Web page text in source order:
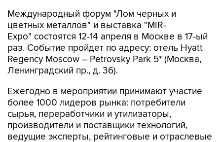
Международный форум "Лом черных и
цветных металлов" и выставка "MIR-
Expo" состоятся 12-14 апреля в Москве в 17-ый
раз. Событие пройдет по адресу: отель Hyatt
Regency Moscow – Petrovsky Park 5* (Москва,
Ленинградский пр., д. 36).
Ежегодно в мероприятии принимают участие
более 1000 лидеров рынка: потребители
сырья, переработчики и утилизаторы,
производители и поставщики технологий,
ведущие эксперты, рейтинговые и отраслевые